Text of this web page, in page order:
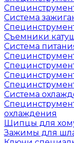
Система
Съемники
Система
Система
охлаждения
Щипцы для
Зажимы для